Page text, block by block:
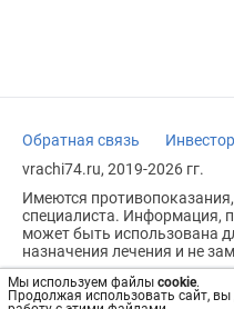
Мы используем файлы cookie.
Продолжая использовать сайт, вы
Обратная связь
vrachi74.ru, 2019-2026 гг.
Имеются
специалиста. Информация,
может быть использована
назначения лечения и не
Возрастное ограничение: 18+